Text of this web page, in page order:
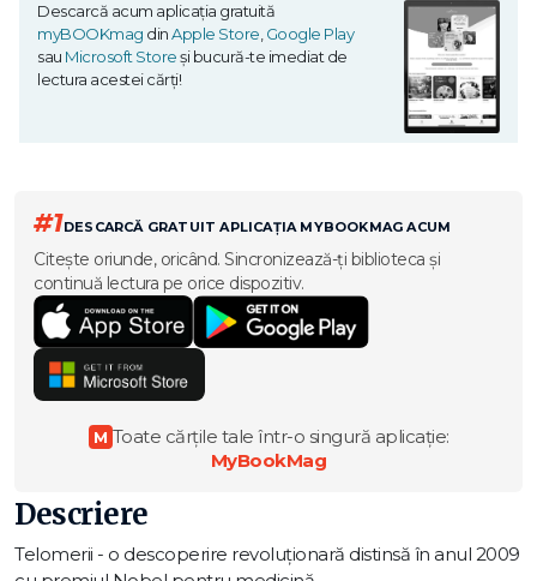
Descarcă acum aplicația gratuită
myBOOKmag dinApple Store,Google Play
sau Microsoft Storeși bucură-te imediat de
lectura acestei cărți!
#1DESCARCĂ GRATUIT APLICAȚIA MYBOOKMAG ACUM
Citește oriunde, oricând. Sincronizează-ți biblioteca și
continuă lectura pe orice dispozitiv.
M Toate cărțile tale într-o singură aplicație:
MyBookMag
Descriere
Telomerii - o descoperire revoluționară distinsă în anul 2009